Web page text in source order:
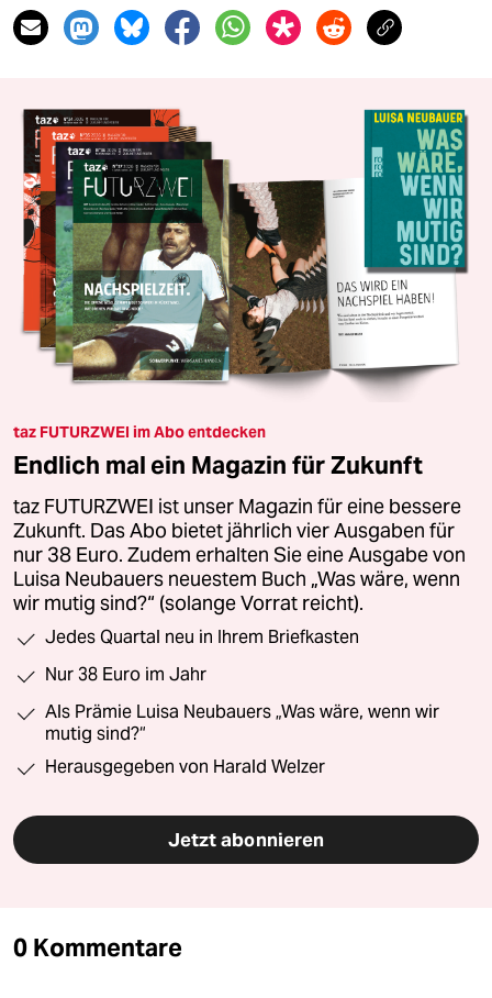
taz FUTURZWEI im Abo entdecken
Endlich mal ein Magazin für Zukunft
taz FUTURZWEI ist unser Magazin für eine bessere
Zukunft. Das Abo bietet jährlich vier Ausgaben für
nur 38 Euro. Zudem erhalten Sie eine Ausgabe von
Luisa Neubauers neuestem Buch „Was wäre, wenn
wir mutig sind?“ (solange Vorrat reicht).
Jedes Quartal neu in Ihrem Briefkasten
Nur 38 Euro im Jahr
Als Prämie Luisa Neubauers „Was wäre, wenn wir
mutig sind?“
Herausgegeben von Harald Welzer
Jetzt abonnieren
0 Kommentare